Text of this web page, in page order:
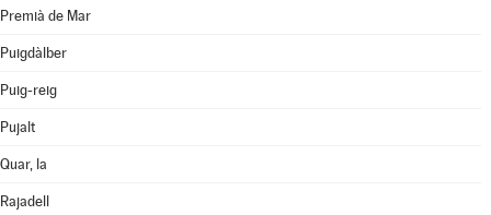
Premià de Mar
Puigdàlber
Puig-reig
Pujalt
Quar, la
Rajadell